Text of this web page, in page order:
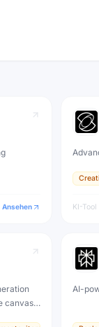
Ansehen KI-Tool
canvas,
AI-